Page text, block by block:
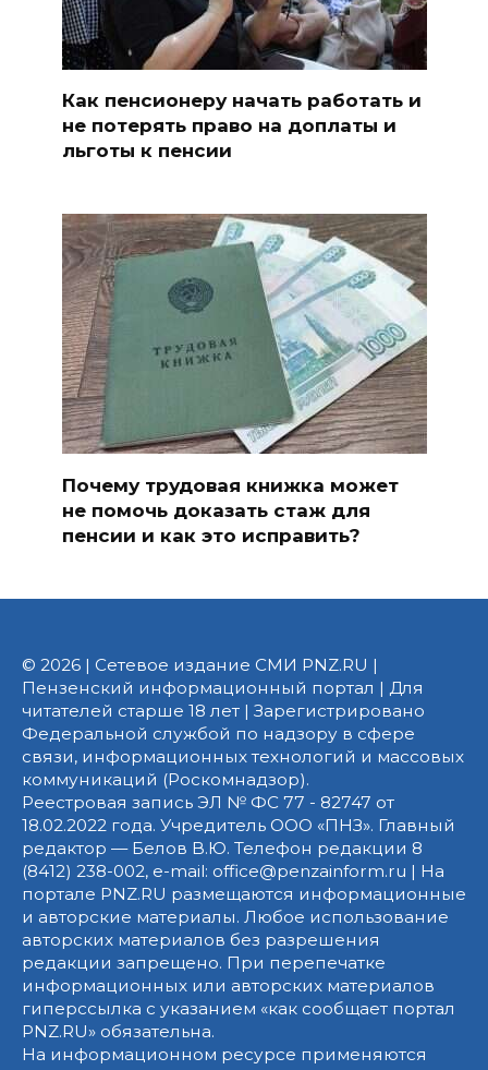
Как пенсионеру начать работать и
не потерять право на доплаты и
льготы к пенсии
Почему трудовая книжка может
не помочь доказать стаж для
пенсии и как это исправить?
© 2026 | Сетевое издание СМИ PNZ.RU |
Пензенский информационный портал | Для
читателей старше 18 лет | Зарегистрировано
Федеральной службой по надзору в сфере
связи, информационных технологий и массовых
коммуникаций (Роскомнадзор).
Реестровая запись ЭЛ № ФС 77 - 82747 от
18.02.2022 года. Учредитель ООО «ПНЗ». Главный
редактор — Белов В.Ю. Телефон редакции 8
(8412) 238-002, e-mail: office@penzainform.ru | На
портале PNZ.RU размещаются информационные
и авторские материалы. Любое использование
авторских материалов без разрешения
редакции запрещено. При перепечатке
информационных или авторских материалов
гиперссылка с указанием «как сообщает портал
PNZ.RU» обязательна.
На информационном ресурсе применяются